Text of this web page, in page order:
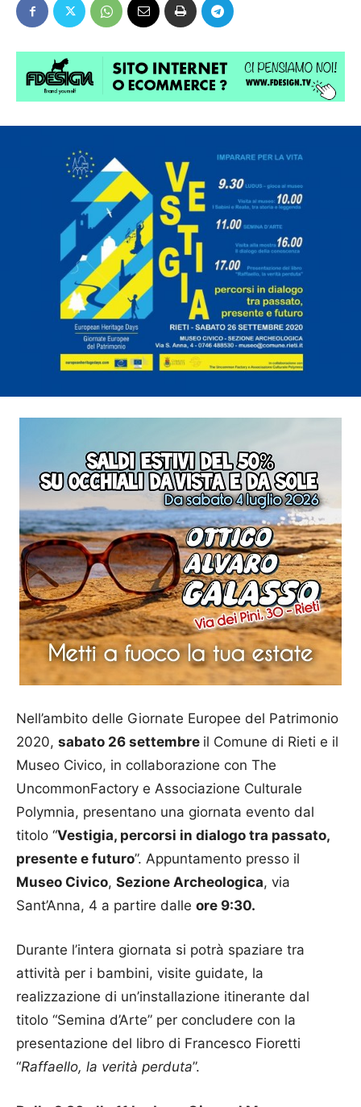
Nell’ambito delle Giornate Europee del Patrimonio
2020, sabato 26 settembre il Comune di Rieti e il
Museo Civico, in collaborazione con The
UncommonFactory e Associazione Culturale
Polymnia, presentano una giornata evento dal
titolo “Vestigia, percorsi in dialogo tra passato,
presente e futuro”. Appuntamento presso il
Museo Civico, Sezione Archeologica, via
Sant’Anna, 4 a partire dalle ore 9:30.
Durante l’intera giornata si potrà spaziare tra
attività per i bambini, visite guidate, la
realizzazione di un’installazione itinerante dal
titolo “Semina d’Arte” per concludere con la
presentazione del libro di Francesco Fioretti
“Raffaello, la verità perduta”.